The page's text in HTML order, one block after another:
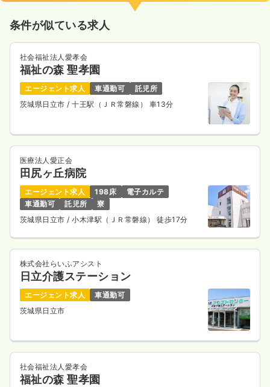
条件が似ている求人
社会福祉法人愛孝会
福祉の森 聖孝園
エージェント求人 車通勤可
託児所
茨城県日立市 / 十王駅（ＪＲ常磐線） 車13分
医療法人愛正会
田尻ヶ丘病院
エージェント求人 198床
電子カルテ
車通勤可
託児所
寮
茨城県日立市/ 小木津駅（ＪＲ常磐線） 徒歩17分
株式会社らいふアシスト
日立介護ステーション
エージェント求人
車通勤可
茨城県日立市
社会福祉法人愛孝会
福祉の森 聖孝園